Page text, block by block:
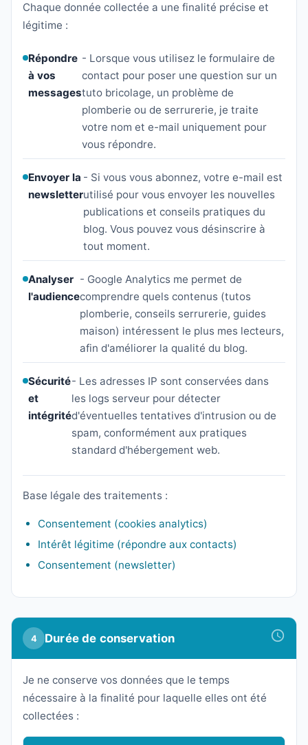
Chaque donnée collectée a une finalité précise et
légitime :
Répondre
à vos
messages
- Lorsque vous utilisez le formulaire de
contact pour poser une question sur un
tuto bricolage, un problème de
plomberie ou de serrurerie, je traite
votre nom et e-mail uniquement pour
vous répondre.
Envoyer la
newsletter
- Si vous vous abonnez, votre e-mail est
utilisé pour vous envoyer les nouvelles
publications et conseils pratiques du
blog. Vous pouvez vous désinscrire à
tout moment.
Analyser
l'audience
- Google Analytics me permet de
comprendre quels contenus (tutos
plomberie, conseils serrurerie, guides
maison) intéressent le plus mes lecteurs,
afin d'améliorer la qualité du blog.
Sécurité
et
intégrité
- Les adresses IP sont conservées dans
les logs serveur pour détecter
d'éventuelles tentatives d'intrusion ou de
spam, conformément aux pratiques
standard d'hébergement web.
Base légale des traitements :
Consentement (cookies analytics)
Intérêt légitime (répondre aux contacts)
Consentement (newsletter)
4 Durée de conservation
Je ne conserve vos données que le temps
nécessaire à la finalité pour laquelle elles ont été
collectées :